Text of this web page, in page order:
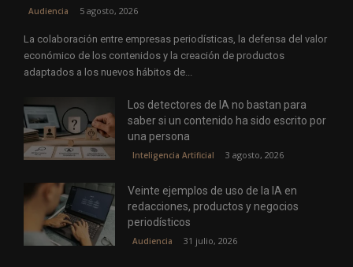
Audiencia 5 agosto, 2026
La colaboración entre empresas periodísticas, la defensa del valor
económico de los contenidos y la creación de productos
adaptados a los nuevos hábitos de...
Los detectores de IA no bastan para
saber si un contenido ha sido escrito por
una persona
Inteligencia Artificial 3 agosto, 2026
Veinte ejemplos de uso de la IA en
redacciones, productos y negocios
periodísticos
Audiencia 31 julio, 2026